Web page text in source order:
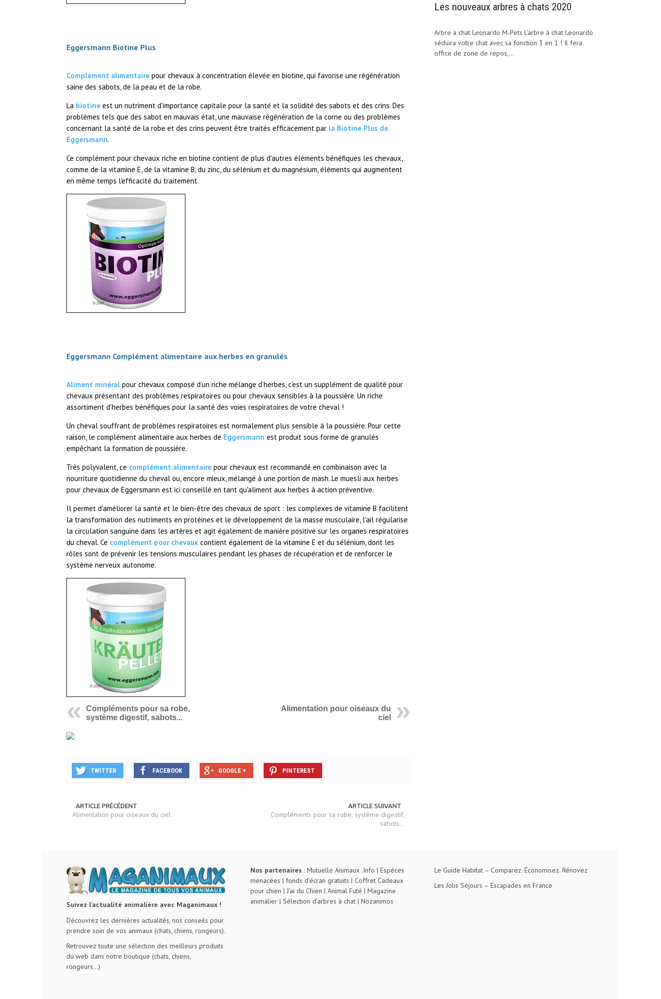
Eggersmann Biotine Plus
Complément alimentaire pour chevaux à concentration élevée en biotine, qui favorise une régénération
saine des sabots, de la peau et de la robe.
La biotine est un nutriment d'importance capitale pour la santé et la solidité des sabots et des crins. Des
problèmes tels que des sabot en mauvais état, une mauvaise régénération de la corne ou des problèmes
concernant la santé de la robe et des crins peuvent être traités efficacement par la Biotine Plus de
Eggersmann.
Ce complément pour chevaux riche en biotine contient de plus d'autres éléments bénéfiques les chevaux,
comme de la vitamine E, de la vitamine B, du zinc, du sélénium et du magnésium, éléments qui augmentent
en même temps l'efficacité du traitement.
Eggersmann Complément alimentaire aux herbes en granulés
Aliment minéral pour chevaux composé d’un riche mélange d’herbes, c'est un supplément de qualité pour
chevaux présentant des problèmes respiratoires ou pour chevaux sensibles à la poussière. Un riche
assortiment d'herbes bénéfiques pour la santé des voies respiratoires de votre cheval !
Un cheval souffrant de problèmes respiratoires est normalement plus sensible à la poussière. Pour cette
raison, le complément alimentaire aux herbes de Eggersmann est produit sous forme de granulés
empêchant la formation de poussière.
Très polyvalent, ce complément alimentaire pour chevaux est recommandé en combinaison avec la
nourriture quotidienne du cheval ou, encore mieux, mélangé à une portion de mash. Le muesli aux herbes
pour chevaux de Eggersmann est ici conseillé en tant qu'aliment aux herbes à action préventive.
Il permet d'améliorer la santé et le bien-être des chevaux de sport : les complexes de vitamine B facilitent
la transformation des nutriments en protéines et le développement de la masse musculaire, l'ail régularise
la circulation sanguine dans les artères et agit également de manière positive sur les organes respiratoires
du cheval. Ce complément pour chevaux contient également de la vitamine E et du sélénium, dont les
rôles sont de prévenir les tensions musculaires pendant les phases de récupération et de renforcer le
système nerveux autonome.
Compléments pour sa robe,
système digestif, sabots...
Alimentation pour oiseaux du
ciel
TWITTER FACEBOOK GOOGLE + PINTEREST
ARTICLE PRÉCÉDENT
Alimentation pour oiseaux du ciel
ARTICLE SUIVANT
Compléments pour sa robe, système digestif,
sabots...
Les nouveaux arbres à chats 2020
Arbre à chat Leonardo M-Pets L'arbre à chat Leonardo
séduira votre chat avec sa fonction 3 en 1 ! Il fera
office de zone de repos,...
Suivez l’actualité animalière avec Maganimaux !
Découvrez les dernières actualités, nos conseils pour
prendre soin de vos animaux (chats, chiens, rongeurs).
Retrouvez toute une sélection des meilleurs produits
du web dans notre boutique (chats, chiens,
rongeurs…)
Nos partenaires :Mutuelle Animaux .Info |Espèces
menacées |fonds d’écran gratuits |Coffret Cadeaux
pour chien |J’ai du Chien |Animal Futé |Magazine
animalier |Sélection d’arbres à chat |Nozanimos
Le Guide Habitat – Comparez. Économisez. Rénovez
Les Jolis Séjours – Escapades en France